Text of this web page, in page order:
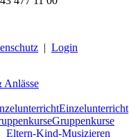
| Login
Anlässe
Einzelunterricht
Gruppenkurse
Eltern-Kind-Musizieren